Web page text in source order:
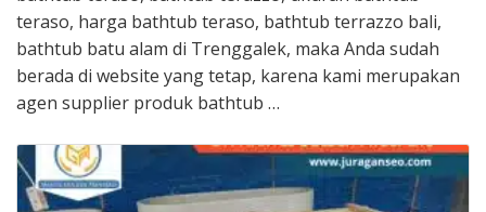
teraso, harga bathtub teraso, bathtub terrazzo bali,
bathtub batu alam di Trenggalek, maka Anda sudah
berada di website yang tetap, karena kami merupakan
agen supplier produk bathtub …